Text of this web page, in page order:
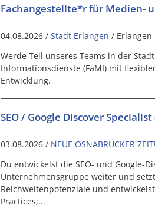
Fachangestellte*r für Medien-
04.08.2026 / Stadt Erlangen / Erlangen
Werde Teil unseres Teams in der
Informationsdienste (FaMI) mit
Entwicklung.
SEO / Google Discover
03.08.2026 / NEUE OSNABRÜCKER
Du entwickelst die SEO- und Google-
Unternehmensgruppe weiter und
Reichweitenpotenziale und
Practices;...